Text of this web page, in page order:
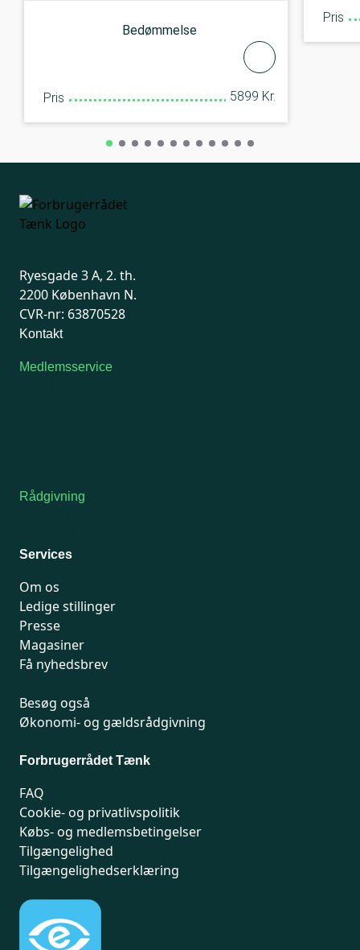
Bedømmelse
Pris 5899 Kr.
Pris
Ryesgade 3 A, 2. th.
2200 København N.
CVR-nr: 63870528
Kontakt
Medlemsservice
Rådgivning
Services
Om os
Ledige stillinger
Presse
Magasiner
Få nyhedsbrev
Besøg også
Økonomi- og gældsrådgivning
Forbrugerrådet Tænk
FAQ
Cookie- og privatlivspolitik
Købs- og medlemsbetingelser
Tilgængelighed
Tilgængelighedserklæring